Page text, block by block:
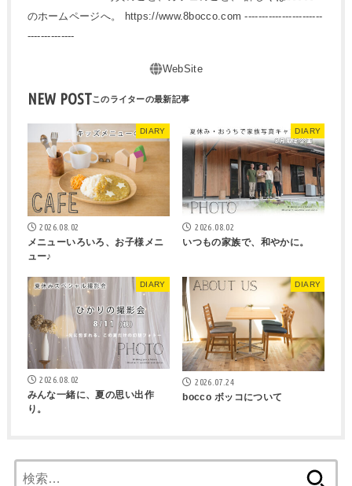
のホームページへ。 https://www.8bocco.com -----------------------
--------------
NEW POST
DIARY
2026.08.02
メニューいろいろ、お子様メニ
ュー♪
DIARY
2026.08.02
いつもの家族で、和やかに。
DIARY
2026.08.02
みんな一緒に、夏の思い出作
り。
DIARY
2026.07.24
bocco ボッコについて